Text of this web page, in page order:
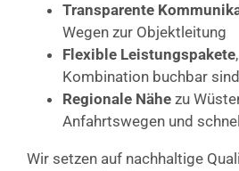
Transparente
Wegen zur Objektleitung
Flexible Leistungspakete
Kombination buchbar sind
Regionale Nähezu
Anfahrtswegen und
Wir setzen auf nachhaltige